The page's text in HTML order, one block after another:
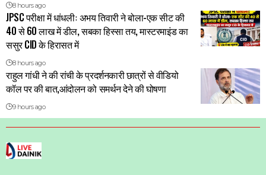
8 hours ago
JPSC परीक्षा में धांधलीः अभय तिवारी ने बोला-एक सीट की
40 से 60 लाख में डील, सबका हिस्सा तय, मास्टरमाइंड का
ससुर CID के हिरासत में
8 hours ago
राहुल गांधी ने की रांची के प्रदर्शनकारी छात्रों से वीडियो
कॉल पर की बात,आंदोलन को समर्थन देने की घोषणा
9 hours ago